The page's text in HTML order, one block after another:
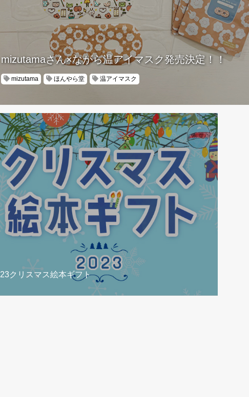
mizutamaさん×ながら温アイマスク発売決定！！
mizutama ほんやら堂 温アイマスク
クリスマス絵本ギフト